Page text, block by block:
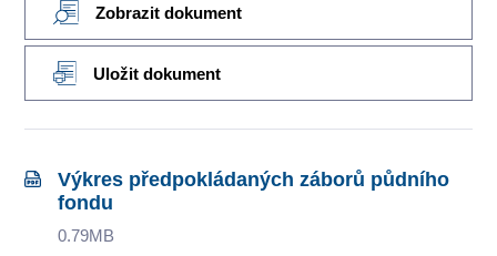
Zobrazit dokument
Uložit dokument
Výkres předpokládaných záborů půdního
fondu
0.79MB